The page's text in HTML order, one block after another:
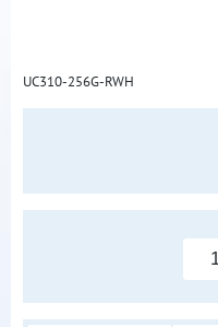
UC310-256G-RWH